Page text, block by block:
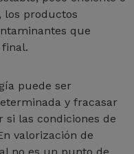
los productos
que
puede ser
y fracasar
las condiciones de
valorización de
no es un punto de